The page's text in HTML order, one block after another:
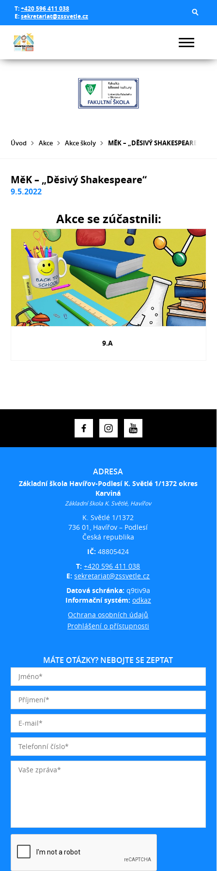
T:+420 596 411 038
E:sekretariat@zssvetle.cz
Úvod Akce Akce školy MĚK – „DĚSIVÝ SHAKESPEARE“
MěK – „Děsivý Shakespeare“
9.5.2022
Akce se zúčastnili:
9.A
ADRESA
Základní škola Havířov-Podlesí K. Světlé 1/1372 okres
Karviná
Základní škola K. Světlé, Havířov
K. Světlé 1/1372
736 01, Havířov – Podlesí
Česká republika
IČ:48805424
T:+420 596 411 038
E:sekretariat@zssvetle.cz
Datová schránka: q9tiv9a
Informační systém: odkaz
Ochrana osobních údajů
Prohlášení o přístupnosti
MÁTE OTÁZKY? NEBOJTE SE ZEPTAT